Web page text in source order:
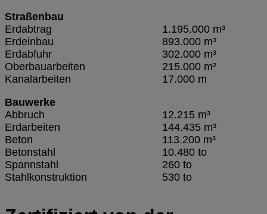
Straßenbau
Erdabtrag
1.195.000 m³
Erdeinbau
893.000 m³
Erdabfuhr
302.000 m³
Oberbauarbeiten
215.000 m²
Kanalarbeiten
17.000 m
Bauwerke
Abbruch
12.215 m³
Erdarbeiten
144.435 m³
Beton
113.200 m³
Betonstahl
10.480 to
Spannstahl
260 to
Stahlkonstruktion
530 to